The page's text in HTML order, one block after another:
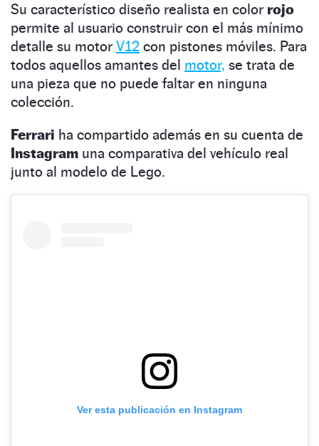
Su característico diseño realista en color rojo
permite al usuario construir con el más mínimo
detalle su motor V12 con pistones móviles. Para
todos aquellos amantes del motor, se trata de
una pieza que no puede faltar en ninguna
colección.
Ferrari ha compartido además en su cuenta de
Instagram una comparativa del vehículo real
junto al modelo de Lego.
Ver esta publicación en Instagram